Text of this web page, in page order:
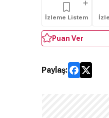
İzleme Listem
Puan Ver
Paylaş: